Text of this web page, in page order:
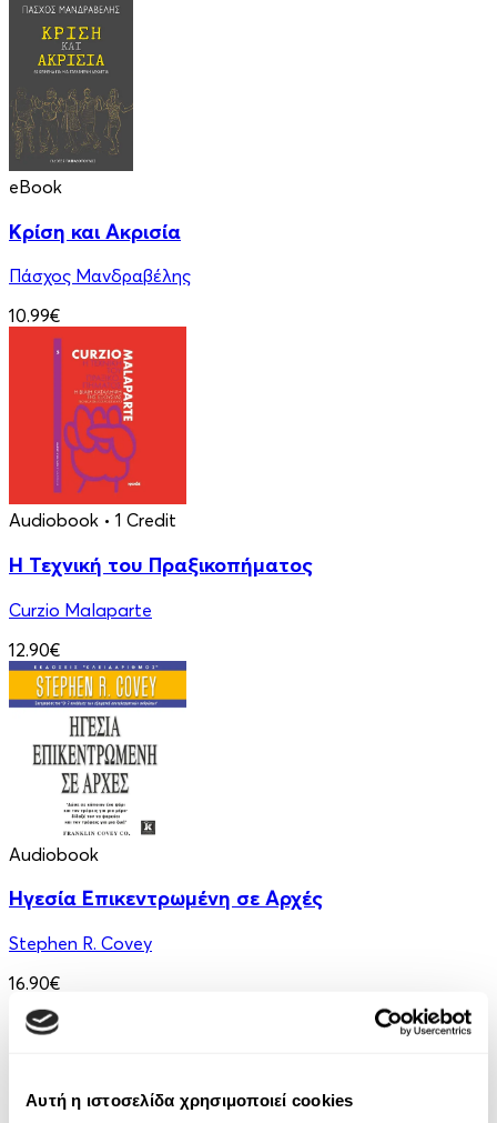
Αυτή η ιστοσελίδα χρησιμοποιεί cookies
eBook
Κρίση και Ακρισία
Πάσχος Μανδραβέλης
10.99€
Audiobook • 1 Credit
Η Τεχνική του Πραξικοπήματος
Curzio Malaparte
12.90€
Audiobook
Ηγεσία Επικεντρωμένη σε Αρχές
Stephen R. Covey
16.90€